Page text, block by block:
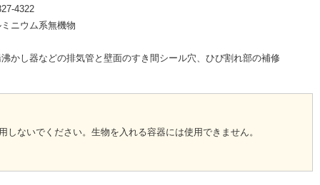
4322
ニウム系無機物
かし器などの排気管と壁面のすき間シール穴、ひび割れ部の補修
ないでください。生物を入れる容器には使用できません。